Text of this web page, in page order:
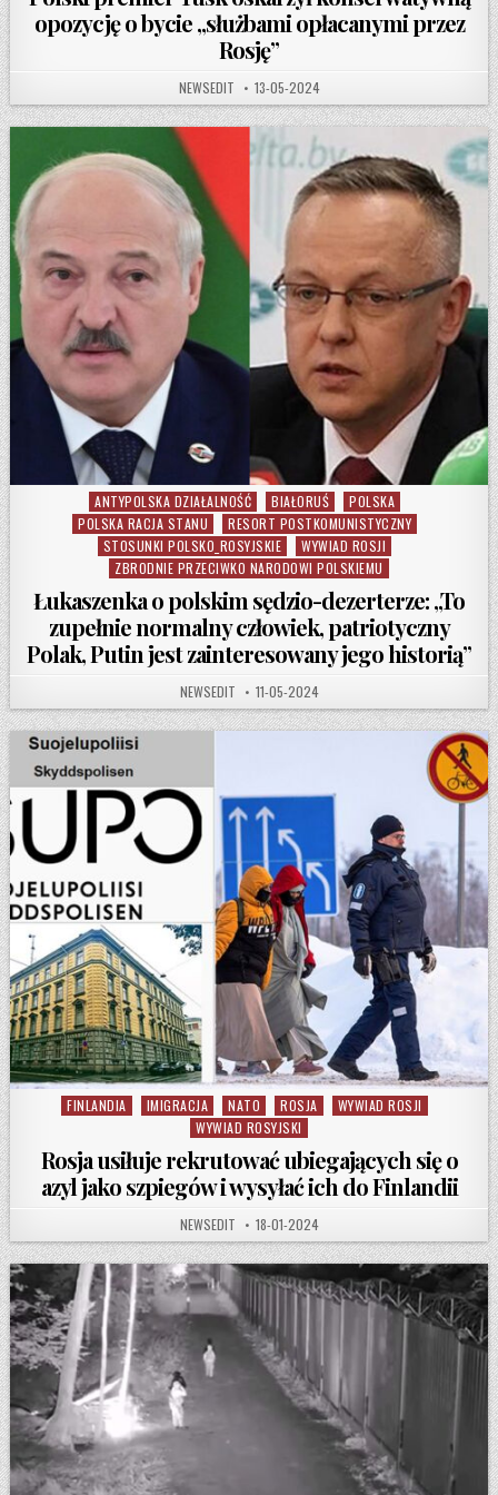
opozycję o bycie „służbami opłacanymi przez
Rosję”
AUTHOR:
NEWSEDIT PUBLISHED DATE:
13-05-2024
Posted in
ANTYPOLSKA DZIAŁALNOŚĆ BIAŁORUŚ
POLSKA
POLSKA RACJA STANU
RESORT POSTKOMUNISTYCZNY
STOSUNKI POLSKO_ROSYJSKIE
WYWIAD ROSJI
ZBRODNIE PRZECIWKO NARODOWI POLSKIEMU
Łukaszenka o polskim sędzio-dezerterze: „To
zupełnie normalny człowiek, patriotyczny
Polak, Putin jest zainteresowany jego historią”
AUTHOR:
NEWSEDIT PUBLISHED DATE:
11-05-2024
Posted in
FINLANDIA IMIGRACJA NATO ROSJA
WYWIAD ROSJI
WYWIAD ROSYJSKI
Rosja usiłuje rekrutować ubiegających się o
azyl jako szpiegów i wysyłać ich do Finlandii
AUTHOR:
NEWSEDIT PUBLISHED DATE:
18-01-2024